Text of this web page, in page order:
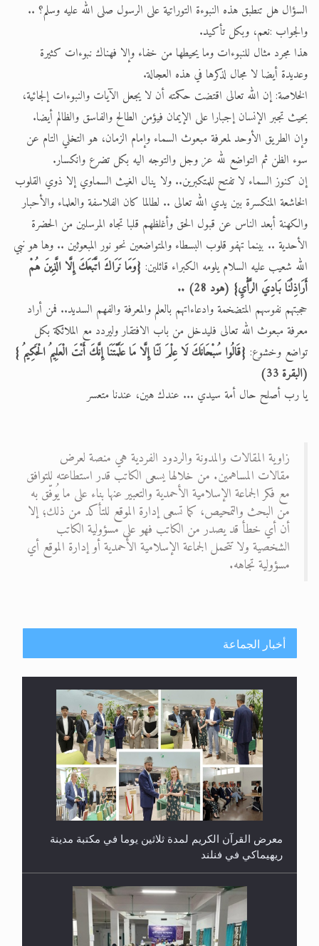
السؤال هل تنطبق هذه النبوءة التوراتية على الرسول صلى الله عليه وسلم؟ ..
والجواب :نعم، وبكل تأكيد.
هذا مجرد مثال للنبوءات وما يحيطها من خفاء وإلا فهناك نبوءات كثيرة
وعديدة أيضا لا مجال لذكرها في هذه العجالة.
الخلاصة: إن الله تعالى اقتضت حكمته أن لا يجعل الآيات والنبوءات إلجائية،
بحيث تجبر الإنسان إجبارا على الإيمان فيؤمن الطالح والفاسق والظالم أيضا.
وإن الطريق الأوحد لمعرفة مبعوث السماء وإمام الزمان، هو التخلي التام عن
سوء الظن ثم التواضع لله عز وجل والتوجه اليه بكل تضرع وانكسار.
إن كنوز السماء لا تفتح للمتكبرين.. ولا ينال الغيث السماوي إلا ذوي القلوب
الخاشعة المنكسرة بين يدي الله تعالى .. لطالما كان الفلاسفة والعلماء والأحبار
والكهنة أبعد الناس عن قبول الحق وأغلظهم قلبا تجاه المرسلين من الحضرة
الأحدية .. بينما تهفو قلوب البسطاء والمتواضعين نحو نور المبعوثين .. وها هو نبي
الله شعيب عليه السلام يلومه الكبراء قائلين: {وَمَا نَرَاكَ اتَّبَعَكَ إِلَّا الَّذِينَ هُمْ
أَرَاذِلُنَا بَادِيَ الرَّأْيِ} (هود 28) ..
حجبتهم نفوسهم المتضخمة وادعاءاتهم بالعلم والمعرفة والفهم السديد.. فمن أراد
معرفة مبعوث الله تعالى فليدخل من باب الافتقار وليردد مع الملائكة بكل
تواضع وخشوع: {قَالُوا سُبْحَانَكَ لَا عِلْمَ لَنَا إِلَّا مَا عَلَّمْتَنَا إِنَّكَ أَنْتَ الْعَلِيمُ الْحَكِيمُ }
(البقرة 33)
يا رب أصلح حال أمة سيدي ... عندك هين، عندنا متعسر
زاوية المقالات والمدونة والردود الفردية هي منصة لعرض
مقالات المساهمين. من خلالها يسعى الكاتب قدر استطاعته للتوافق
مع فكر الجماعة الإسلامية الأحمدية والتعبير عنها بناء على ما يُوفّق به
من البحث والتمحيص، كما تسعى إدارة الموقع للتأكد من ذلك؛ إلا
أن أي خطأ قد يصدر من الكاتب فهو على مسؤولية الكاتب
الشخصية ولا تتحمل الجماعة الإسلامية الأحمدية أو إدارة الموقع أي
مسؤولية تجاهه.
أخبار الجماعة
معرض القرآن الكريم لمدة ثلاثين يوما في مكتبة مدينة
ريهيماكي في فنلند